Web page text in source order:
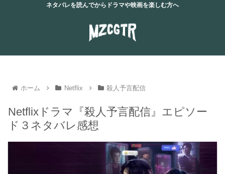
ネタバレを読んでからドラマや映画を楽しむ方へ
ホーム Netflix 殺人予言配信
Netflixドラマ『殺人予言配信』エピソー
ド３ネタバレ感想